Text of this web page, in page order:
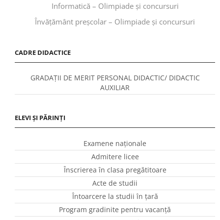
Informatică – Olimpiade și concursuri
Învăţământ preşcolar – Olimpiade și concursuri
CADRE DIDACTICE
GRADAȚII DE MERIT PERSONAL DIDACTIC/ DIDACTIC
AUXILIAR
ELEVI ȘI PĂRINȚI
Examene naționale
Admitere licee
Înscrierea în clasa pregătitoare
Acte de studii
Întoarcere la studii în ţară
Program gradinite pentru vacanţă